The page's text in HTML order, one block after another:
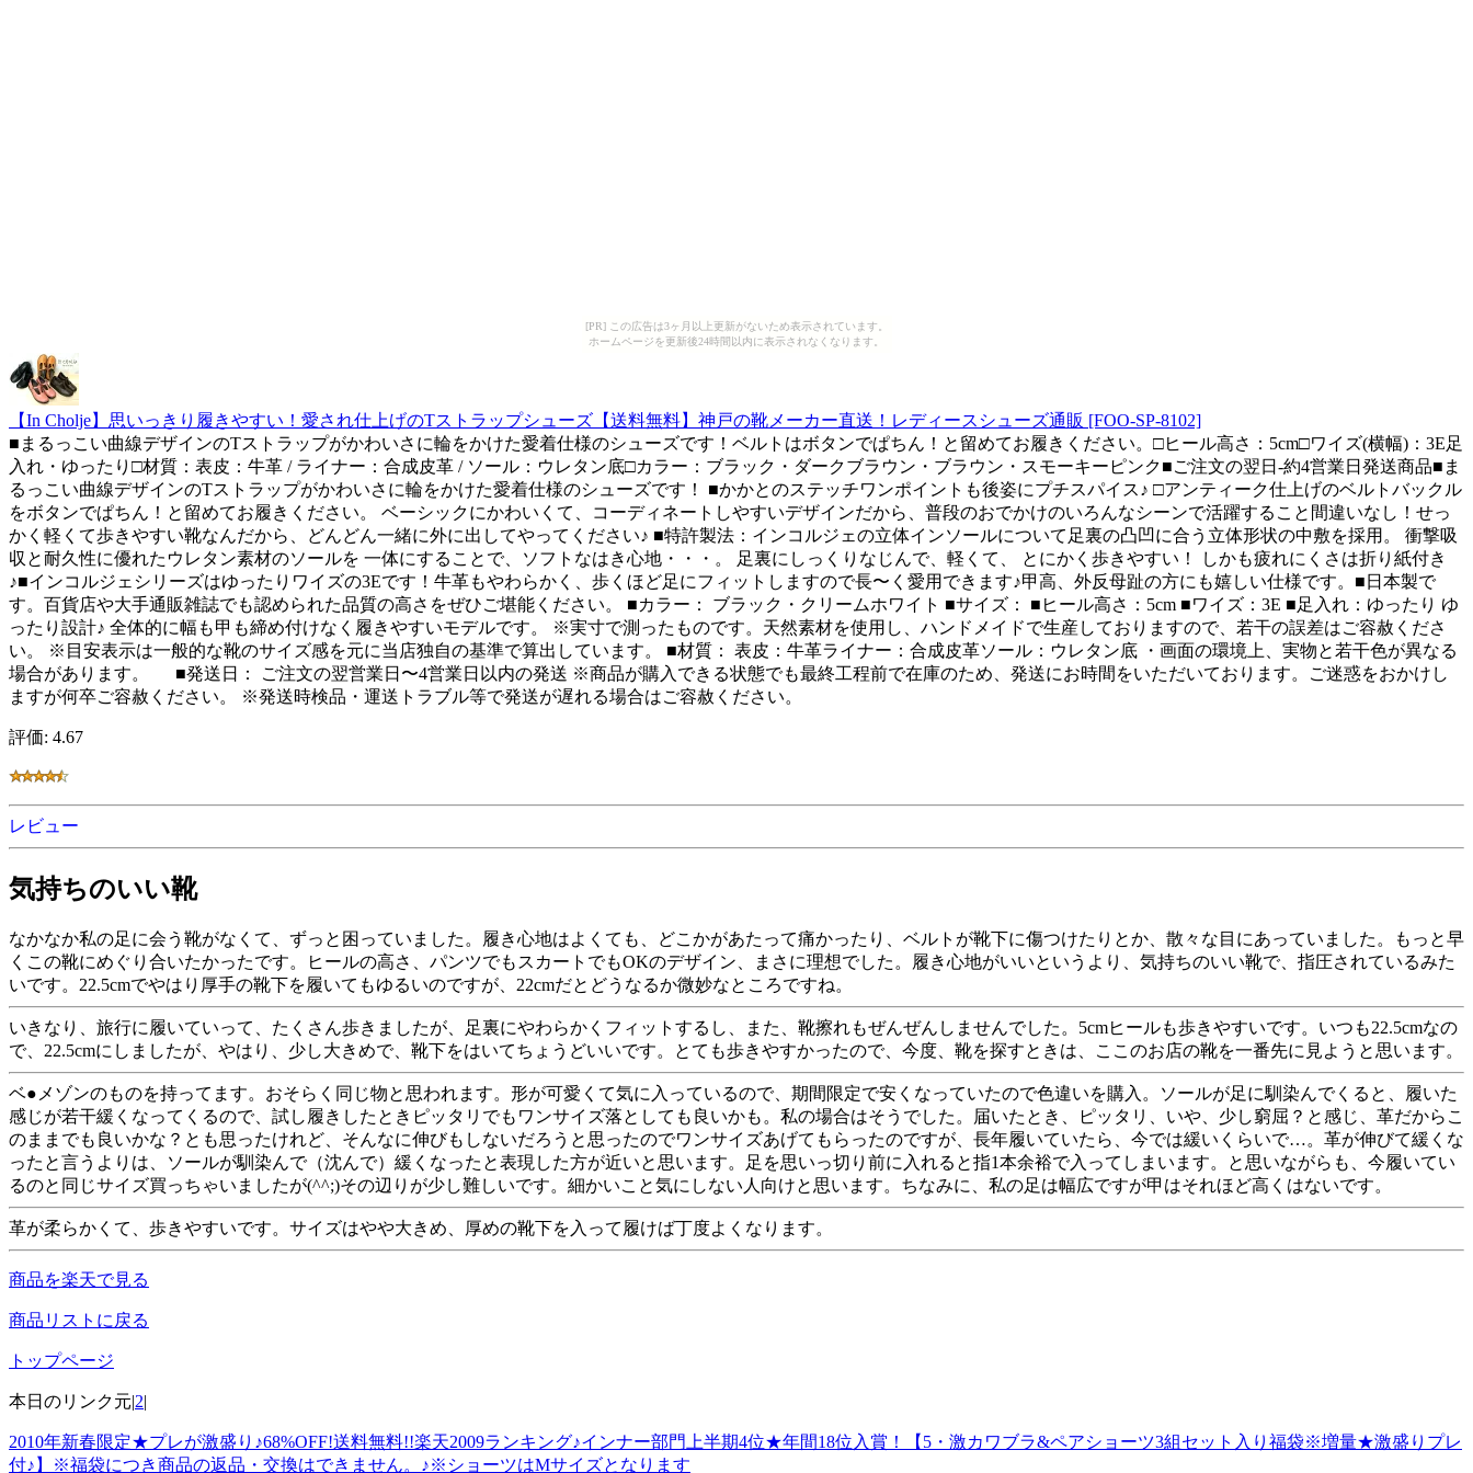
[PR] この広告は3ヶ月以上更新がないため表示されています。
ホームページを更新後24時間以内に表示されなくなります。
【In Cholje】思いっきり履きやすい！愛され仕上げのTストラップシューズ【送料無料】神戸の靴メーカー直送！レディースシューズ通販 [FOO-SP-8102]
■まるっこい曲線デザインのTストラップがかわいさに輪をかけた愛着仕様のシューズです！ベルトはボタンでぱちん！と留めてお履きください。□ヒール高さ：5cm□ワイズ(横幅)：3E足
入れ・ゆったり□材質：表皮：牛革 / ライナー：合成皮革 / ソール：ウレタン底□カラー：ブラック・ダークブラウン・ブラウン・スモーキーピンク■ご注文の翌日-約4営業日発送商品■ま
るっこい曲線デザインのTストラップがかわいさに輪をかけた愛着仕様のシューズです！ ■かかとのステッチワンポイントも後姿にプチスパイス♪ □アンティーク仕上げのベルトバックル
をボタンでぱちん！と留めてお履きください。 ベーシックにかわいくて、コーディネートしやすいデザインだから、普段のおでかけのいろんなシーンで活躍すること間違いなし！せっ
かく軽くて歩きやすい靴なんだから、どんどん一緒に外に出してやってください♪ ■特許製法：インコルジェの立体インソールについて足裏の凸凹に合う立体形状の中敷を採用。 衝撃吸
収と耐久性に優れたウレタン素材のソールを 一体にすることで、ソフトなはき心地・・・。 足裏にしっくりなじんで、軽くて、 とにかく歩きやすい！ しかも疲れにくさは折り紙付き
♪■インコルジェシリーズはゆったりワイズの3Eです！牛革もやわらかく、歩くほど足にフィットしますので長〜く愛用できます♪甲高、外反母趾の方にも嬉しい仕様です。■日本製で
す。百貨店や大手通販雑誌でも認められた品質の高さをぜひご堪能ください。 ■カラー： ブラック・クリームホワイト ■サイズ： ■ヒール高さ：5cm ■ワイズ：3E ■足入れ：ゆったり ゆ
ったり設計♪ 全体的に幅も甲も締め付けなく履きやすいモデルです。 ※実寸で測ったものです。天然素材を使用し、ハンドメイドで生産しておりますので、若干の誤差はご容赦くださ
い。 ※目安表示は一般的な靴のサイズ感を元に当店独自の基準で算出しています。 ■材質： 表皮：牛革ライナー：合成皮革ソール：ウレタン底 ・画面の環境上、実物と若干色が異なる
場合があります。 ■発送日： ご注文の翌営業日〜4営業日以内の発送 ※商品が購入できる状態でも最終工程前で在庫のため、発送にお時間をいただいております。ご迷惑をおかけし
ますが何卒ご容赦ください。 ※発送時検品・運送トラブル等で発送が遅れる場合はご容赦ください。
評価: 4.67
レビュー
気持ちのいい靴
なかなか私の足に会う靴がなくて、ずっと困っていました。履き心地はよくても、どこかがあたって痛かったり、ベルトが靴下に傷つけたりとか、散々な目にあっていました。もっと早
くこの靴にめぐり合いたかったです。ヒールの高さ、パンツでもスカートでもOKのデザイン、まさに理想でした。履き心地がいいというより、気持ちのいい靴で、指圧されているみた
いです。22.5cmでやはり厚手の靴下を履いてもゆるいのですが、22cmだとどうなるか微妙なところですね。
いきなり、旅行に履いていって、たくさん歩きましたが、足裏にやわらかくフィットするし、また、靴擦れもぜんぜんしませんでした。5cmヒールも歩きやすいです。いつも22.5cmなの
で、22.5cmにしましたが、やはり、少し大きめで、靴下をはいてちょうどいいです。とても歩きやすかったので、今度、靴を探すときは、ここのお店の靴を一番先に見ようと思います。
ベ●メゾンのものを持ってます。おそらく同じ物と思われます。形が可愛くて気に入っているので、期間限定で安くなっていたので色違いを購入。ソールが足に馴染んでくると、履いた
感じが若干緩くなってくるので、試し履きしたときピッタリでもワンサイズ落としても良いかも。私の場合はそうでした。届いたとき、ピッタリ、いや、少し窮屈？と感じ、革だからこ
のままでも良いかな？とも思ったけれど、そんなに伸びもしないだろうと思ったのでワンサイズあげてもらったのですが、長年履いていたら、今では緩いくらいで…。革が伸びて緩くな
ったと言うよりは、ソールが馴染んで（沈んで）緩くなったと表現した方が近いと思います。足を思いっ切り前に入れると指1本余裕で入ってしまいます。と思いながらも、今履いてい
るのと同じサイズ買っちゃいましたが(^^;)その辺りが少し難しいです。細かいこと気にしない人向けと思います。ちなみに、私の足は幅広ですが甲はそれほど高くはないです。
革が柔らかくて、歩きやすいです。サイズはやや大きめ、厚めの靴下を入って履けば丁度よくなります。
商品を楽天で見る
商品リストに戻る
トップページ
本日のリンク元|2|
2010年新春限定★プレが激盛り♪68%OFF!送料無料!!楽天2009ランキング♪インナー部門上半期4位★年間18位入賞！【5・激カワブラ&ペアショーツ3組セット入り福袋※増量★激盛りプレ
付♪】※福袋につき商品の返品・交換はできません。♪※ショーツはMサイズとなります